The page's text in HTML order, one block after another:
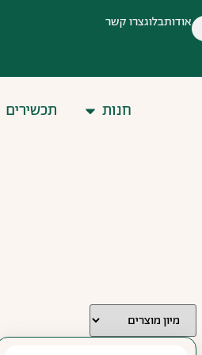
אודותבלוגצרו קשר
חנות תכשירים